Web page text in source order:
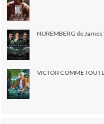
NUREMBERG de
VICTOR COMME TOUT